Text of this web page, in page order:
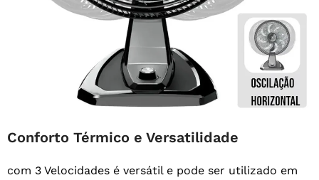
Conforto Térmico e Versatilidade
com 3 Velocidades é versátil e pode ser utilizado em